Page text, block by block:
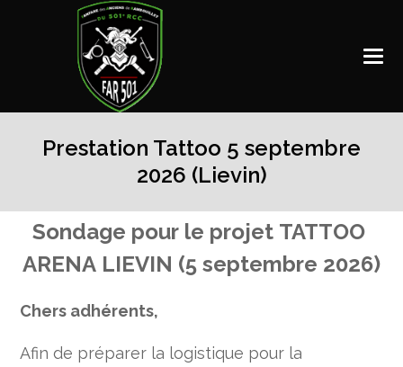
Prestation Tattoo 5 septembre
2026 (Lievin)
Prestation
5
2026
Sondage pour le projet TATTOO
ARENA LIEVIN (5 septembre 2026)
Chers adhérents,
Afin de préparer la logistique pour la